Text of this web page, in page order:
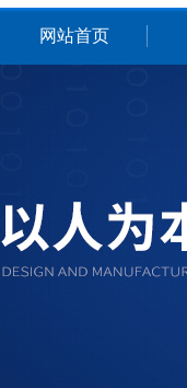
网站首页